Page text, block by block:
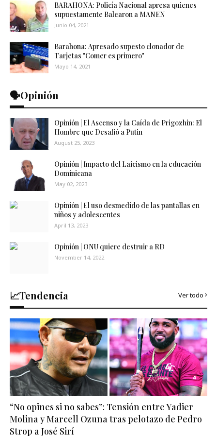
BARAHONA: Policía Nacional apresa quienes
supuestamente Balearon a MANEN
Junio 04, 2021
Barahona: Apresado supesto clonador de
Tarjetas "Comer es primero"
Mayo 14, 2021
🗣️Opinión
Opinión | El Ascenso y la Caída de Prigozhin: El
Hombre que Desafió a Putin
August 25, 2023
Opinión | Impacto del Laicismo en la educación
Dominicana
May 02, 2023
Opinión | El uso desmedido de las pantallas en
niños y adolescentes
April 13, 2023
Opinión | ONU quiere destruir a RD
November 14, 2022
📈Tendencia Ver todo
“No opines si no sabes”: Tensión entre Yadier
Molina y Marcell Ozuna tras pelotazo de Pedro
Strop a José Sirí